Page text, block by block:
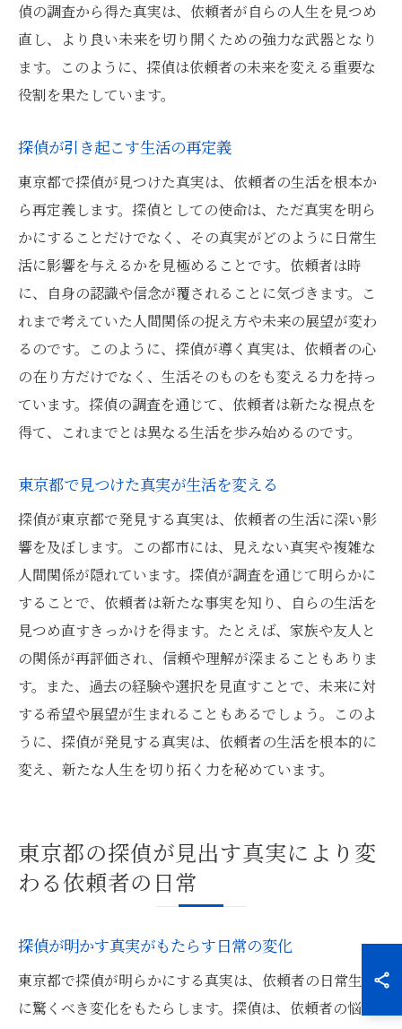
偵の調査から得た真実は、依頼者が自らの人生を見つめ
直し、より良い未来を切り開くための強力な武器となり
ます。このように、探偵は依頼者の未来を変える重要な
役割を果たしています。
探偵が引き起こす生活の再定義
東京都で探偵が見つけた真実は、依頼者の生活を根本か
ら再定義します。探偵としての使命は、ただ真実を明ら
かにすることだけでなく、その真実がどのように日常生
活に影響を与えるかを見極めることです。依頼者は時
に、自身の認識や信念が覆されることに気づきます。こ
れまで考えていた人間関係の捉え方や未来の展望が変わ
るのです。このように、探偵が導く真実は、依頼者の心
の在り方だけでなく、生活そのものをも変える力を持っ
ています。探偵の調査を通じて、依頼者は新たな視点を
得て、これまでとは異なる生活を歩み始めるのです。
東京都で見つけた真実が生活を変える
探偵が東京都で発見する真実は、依頼者の生活に深い影
響を及ぼします。この都市には、見えない真実や複雑な
人間関係が隠れています。探偵が調査を通じて明らかに
することで、依頼者は新たな事実を知り、自らの生活を
見つめ直すきっかけを得ます。たとえば、家族や友人と
の関係が再評価され、信頼や理解が深まることもありま
す。また、過去の経験や選択を見直すことで、未来に対
する希望や展望が生まれることもあるでしょう。このよ
うに、探偵が発見する真実は、依頼者の生活を根本的に
変え、新たな人生を切り拓く力を秘めています。
東京都の探偵が見出す真実により変
わる依頼者の日常
探偵が明かす真実がもたらす日常の変化
東京都で探偵が明らかにする真実は、依頼者の日常生活
に驚くべき変化をもたらします。探偵は、依頼者の悩み